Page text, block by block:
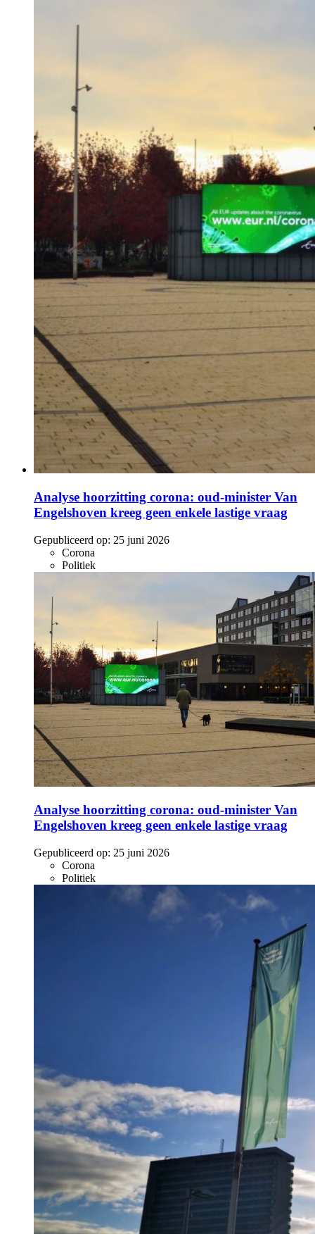
Analyse hoorzitting corona: oud-minister Van
Engelshoven kreeg geen enkele lastige vraag
Gepubliceerd op: 25 juni 2026
Corona
Politiek
Analyse hoorzitting corona: oud-minister Van
Engelshoven kreeg geen enkele lastige vraag
Gepubliceerd op: 25 juni 2026
Corona
Politiek